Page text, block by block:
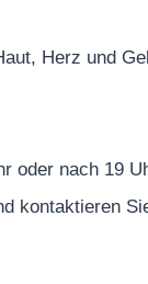
Herz und
oder nach 19
kontaktieren